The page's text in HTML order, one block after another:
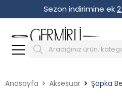
Sezon indirimine ek
Anasayfa Aksesuar Şapka